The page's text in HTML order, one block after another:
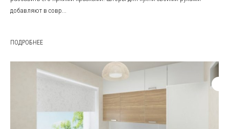
добавляют в совр...
ПОДРОБНЕЕ